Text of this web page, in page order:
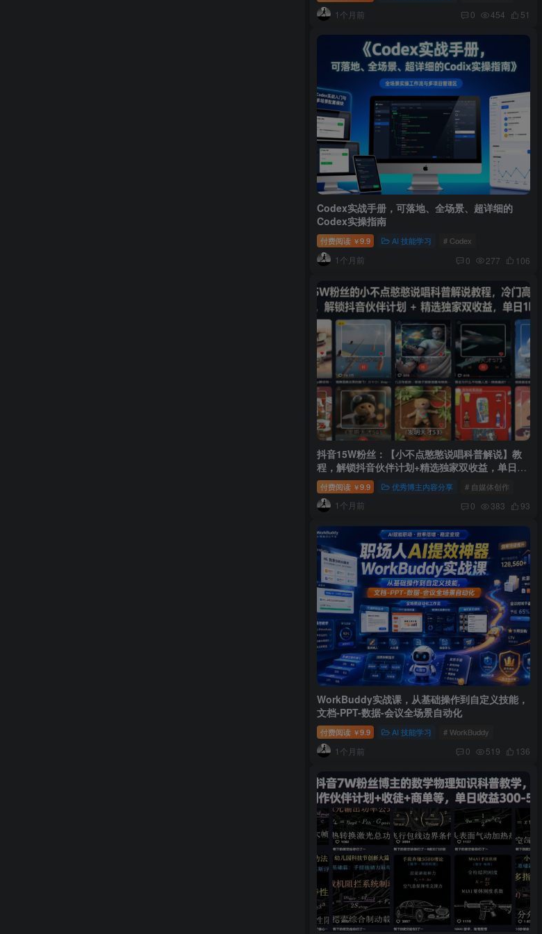
1个月前 0 454 51
Codex实战手册，可落地、全场景、超详细的
Codex实操指南
付费阅读 ￥9.9 AI 技能学习 # Codex
1个月前 0 277 106
抖音15W粉丝：【小不点憨憨说唱科普解说】教
程，解锁抖音伙伴计划+精选独家双收益，单日
1k+
付费阅读 ￥9.9 优秀博主内容分享 # 自媒体创作
1个月前 0 383 93
WorkBuddy实战课，从基础操作到自定义技能，
文档-PPT-数据-会议全场景自动化
付费阅读 ￥9.9 AI 技能学习 # WorkBuddy
1个月前 0 519 136